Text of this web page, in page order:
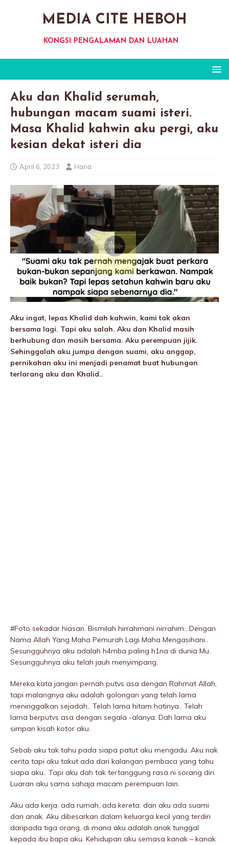
MEDIA CITE HEBOH
KONGSI PENGALAMAN DAN LUAHAN
Aku dan Khalid serumah,
hubungan macam suami isteri.
Masa Khalid kahwin aku pergi, aku
kesian dekat isteri dia
April 6, 2023 Hana
Aku ingat, lepas Khalid dah kahwin, kami tak akan
bersama lagi. Tapi aku salah. Aku dan Khalid masih
berhubung dan masih bersama. Aku perempuan jijik.
Sehinggalah aku jumpa dengan suami, aku anggap,
pernikahan aku ini menjadi penamat buat hubungan
terlarang aku dan Khalid..
#Foto sekadar hiasan. Bismilah hirrahmani nirrahim.. Dengan
Nama Allah Yang Maha Pemurah Lagi Maha Mengasihani..
Sesungguhnya aku adalah h4mba paling h1na di dunia Mu.
Sesungguhnya aku telah jauh menyimpang.
Mereka kata jangan pernah putvs asa dengan Rahmat Allah,
tapi maIangnya aku adalah golongan yang telah lama
meninggaIkan sejadah.. Telah lama hitam hatinya.. Telah
lama berputvs asa dengan segala -alanya. Dah lama aku
simpan kisah kotor aku.
Sebab aku tak tahu pada siapa patut aku mengadu. Aku nak
cerita tapi aku takut ada dari kalangan pembaca yang tahu
siapa aku.. Tapi aku dah tak tertanggung rasa ni sorang diri.
Luaran aku sama sahaja macam perempuan lain.
Aku ada kerja, ada rumah, ada kereta, dan aku ada suami
dan anak. Aku dibesarkan dalam keluarga kecil yang terdiri
daripada tiga orang, di mana aku adalah anak tunggal
kepada ibu bapa aku. Kehidupan aku semasa kanak – kanak